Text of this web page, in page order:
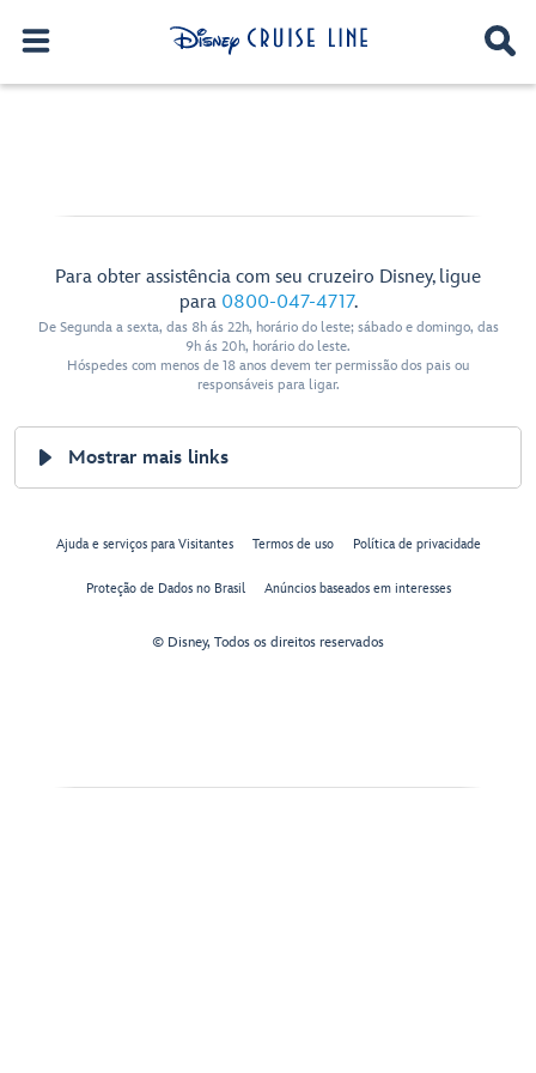
Para obter assistência com seu cruzeiro Disney, ligue
para 0800-047-4717.
De Segunda a sexta, das 8h ás 22h, horário do leste; sábado e domingo, das
9h ás 20h, horário do leste.
Hóspedes com menos de 18 anos devem ter permissão dos pais ou
responsáveis para ligar.
Mostrar mais links
Ajuda e serviços para Visitantes Termos de uso Política de privacidade
Proteção de Dados no Brasil Anúncios baseados em interesses
© Disney, Todos os direitos reservados